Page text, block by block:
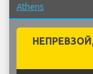
Athens